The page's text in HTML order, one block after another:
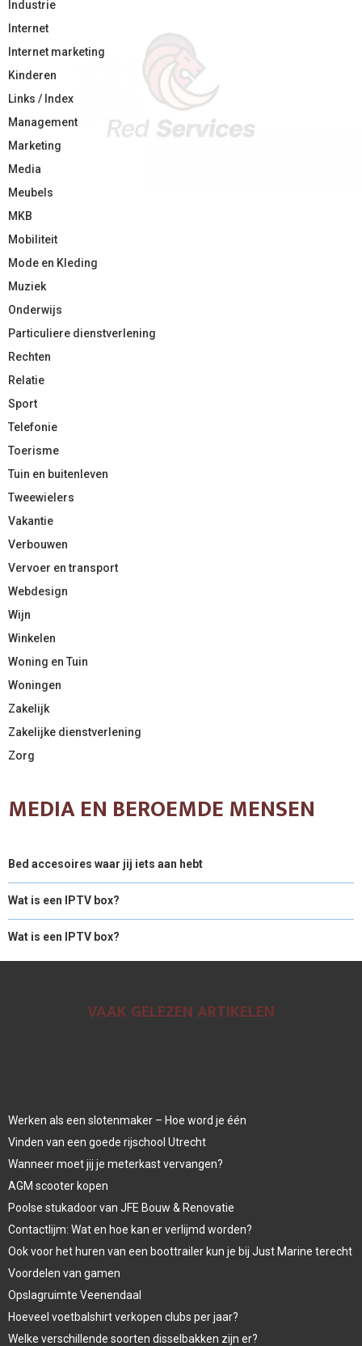
Industrie
Internet
Internet marketing
Kinderen
Links / Index
Management
Marketing
Media
Meubels
MKB
Mobiliteit
Mode en Kleding
Muziek
Onderwijs
Particuliere dienstverlening
Rechten
Relatie
Sport
Telefonie
Toerisme
Tuin en buitenleven
Tweewielers
Vakantie
Verbouwen
Vervoer en transport
Webdesign
Wijn
Winkelen
Woning en Tuin
Woningen
Zakelijk
Zakelijke dienstverlening
Zorg
MEDIA EN BEROEMDE MENSEN
Bed accesoires waar jij iets aan hebt
Wat is een IPTV box?
Wat is een IPTV box?
VAAK GELEZEN ARTIKELEN
Werken als een slotenmaker – Hoe word je één
Vinden van een goede rijschool Utrecht
Wanneer moet jij je meterkast vervangen?
AGM scooter kopen
Poolse stukadoor van JFE Bouw & Renovatie
Contactlijm: Wat en hoe kan er verlijmd worden?
Ook voor het huren van een boottrailer kun je bij Just Marine terecht
Voordelen van gamen
Opslagruimte Veenendaal
Hoeveel voetbalshirt verkopen clubs per jaar?
Welke verschillende soorten disselbakken zijn er?